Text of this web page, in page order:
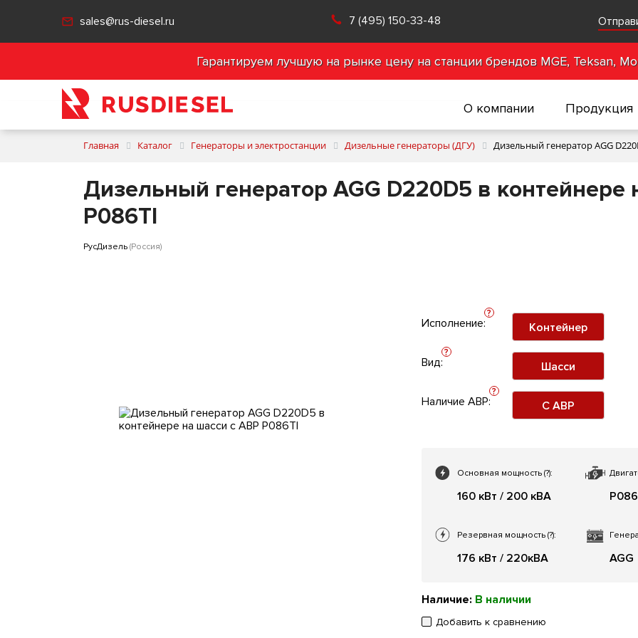
sales@rus-diesel.ru 7 (495) 150-33-48
Гарантируем лучшую на рынке цену на станции брендов MGE, Teksan,
О компании Продукция
Главная Каталог Генераторы и электростанции Дизельные генераторы (ДГУ) Дизельный генератор AGG
Дизельный генератор AGG D220D5 в контейнере
P086TI
РусДизель (Россия)
Исполнение:
?
Контейнер
Вид:
?
Шасси
Наличие АВР:
?
С АВР
Основная мощность (?):
160 кВт / 200 кВА
Резервная мощность (?):
176 кВт / 220кВА AGG
Наличие: В наличии
Добавить к сравнению